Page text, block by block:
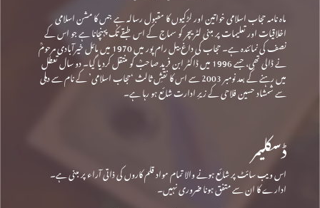
ماہ نامہ حجاب اسلامی خواتین اور لڑکیوں کا مقبول رسالہ ہے جس کا مشن اسلامی
اخلاقیات اور تعلیمات پر مبنی لٹریچر کو سماج کے اس طبقے تک پہنچانا ہے جو اس کے
نصف کی نمائندہ ہے۔ حجاب کی داغ بیل رام پور میں 1970 میں مائل خیرآبادی مرحومؒ
نے ڈالی تھی، جسے 1996 میں ڈاکٹر ابن فرید صاحبؒ کو منتقل کردیا گیا۔ دو سال تعطل
میں رہنے کے بعد نومبر 2003 سے اس کا نقشِ ثالث ‘حجاب اسلامی’ کے نام سے دہلی
سے شمشاد حسین فلاحی کے زیرِ ادارت شائع ہو رہا ہے۔
ڈسکلیمر
اس ویب سائٹ پر شائع ہونے والا تمام مواد قلم کاروں کی ذاتی آراء پر مبنی ہے۔
ادارے کا ان سے متفق ہونا ضروری نہیں۔